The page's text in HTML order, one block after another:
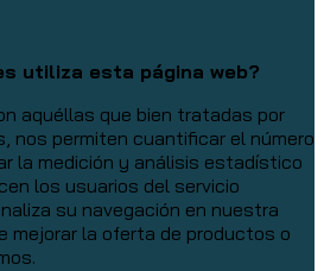
utiliza esta página web?
aquéllas que bien tratadas por
nos permiten cuantificar el número
la medición y análisis estadístico
los usuarios del servicio
su navegación en nuestra
mejorar la oferta de productos o